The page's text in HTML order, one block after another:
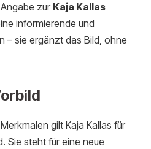
zur Kaja Kallas
informierende und
– sie ergänzt das Bild, ohne
gilt Kaja Kallas für
Sie steht für eine neue